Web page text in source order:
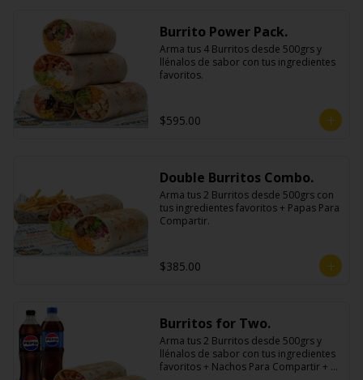
Burrito Power Pack.
Arma tus 4 Burritos desde 500grs y
llénalos de sabor con tus ingredientes
favoritos.
$595.00
Double Burritos Combo.
Arma tus 2 Burritos desde 500grs con
tus ingredientes favoritos + Papas Para
Compartir.
$385.00
Burritos for Two.
Arma tus 2 Burritos desde 500grs y
llénalos de sabor con tus ingredientes
favoritos + Nachos Para Compartir + 2